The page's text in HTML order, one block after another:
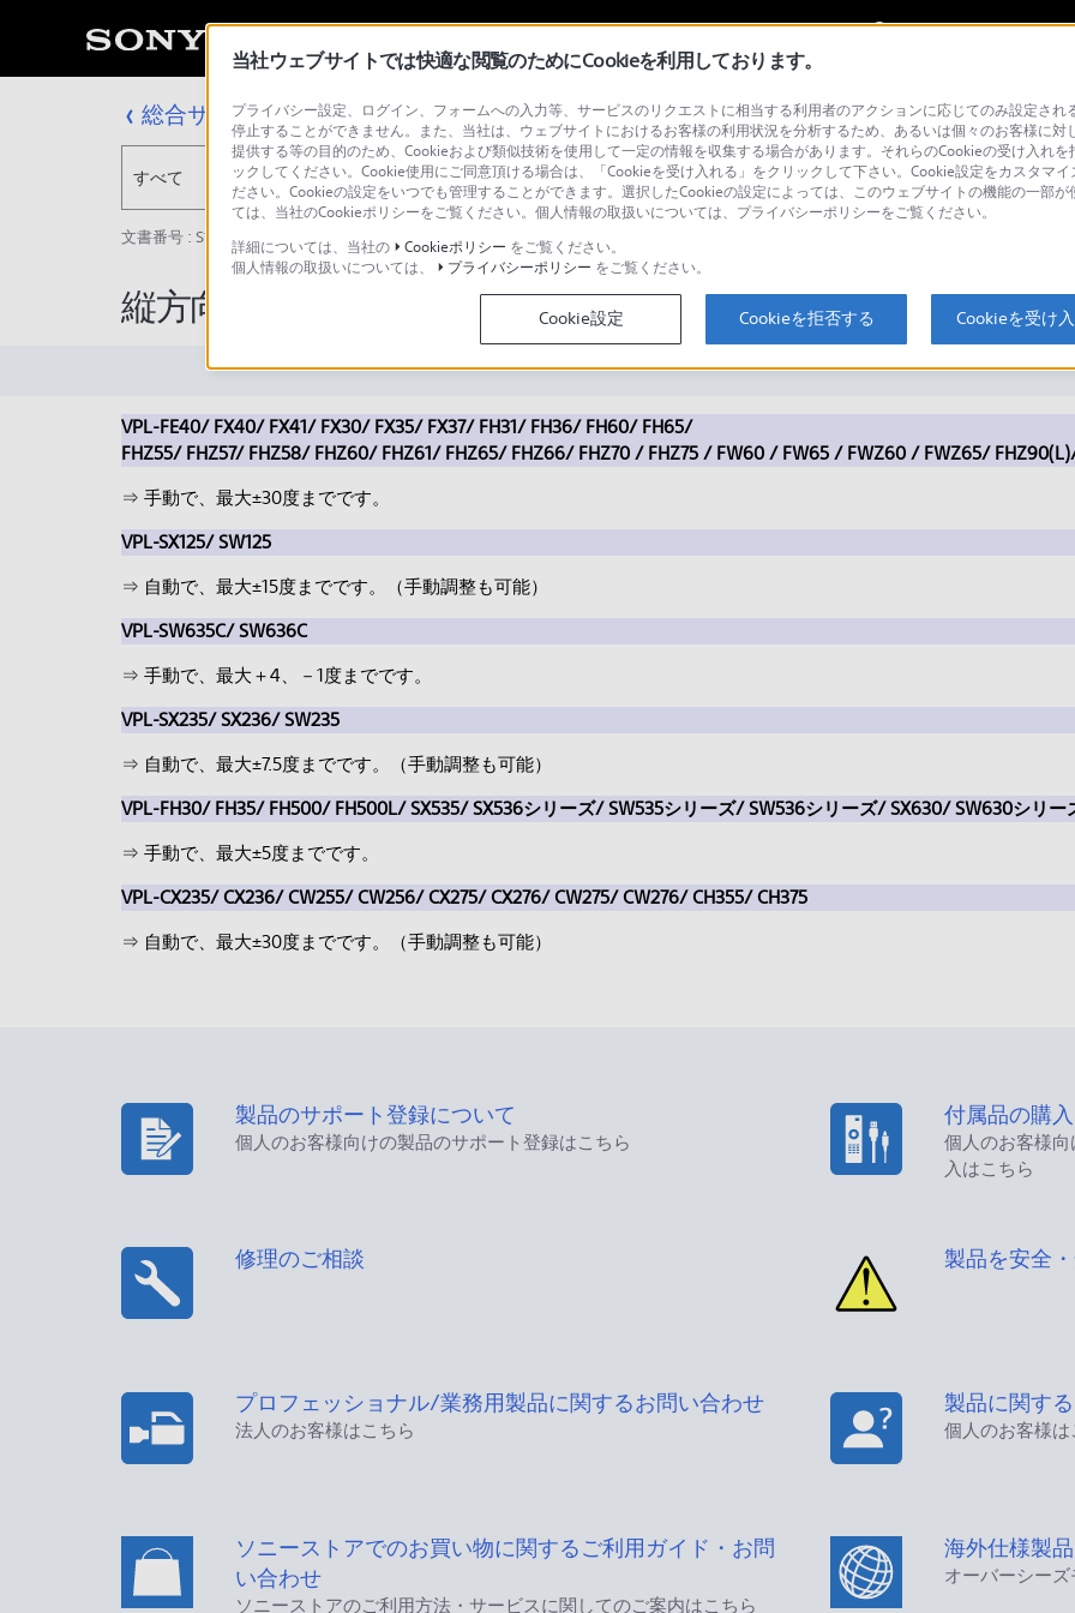
総合サポート・お問い合わせ
すべて
文書番号 : S1110278022019 / 最終更新日 : 2025/03/11
縦方向の台形補正の角度は、どのくらいですか？（プロジ
VPL-FE40/ FX40/ FX41/ FX30/ FX35/ FX37/ FH31/ FH36/ FH60/ FH65/
FHZ55/ FHZ57/ FHZ58/ FHZ60/ FHZ61/ FHZ65/ FHZ66/ FHZ70 / FHZ75 / FW60 / FW65 / FWZ60 / FWZ65/
⇒ 手動で、最大±30度までです。
VPL-SX125/ SW125
⇒ 自動で、最大±15度までです。（手動調整も可能）
VPL-SW635C/ SW636C
⇒ 手動で、最大＋4、－1度までです。
VPL-SX235/ SX236/ SW235
⇒ 自動で、最大±7.5度までです。（手動調整も可能）
VPL-FH30/ FH35/ FH500/ FH500L/ SX535/ SX536シリーズ/ SW535シリーズ/ SW536シリーズ/ SX630/ SW630シリー
⇒ 手動で、最大±5度までです。
VPL-CX235/ CX236/ CW255/ CW256/ CX275/ CX276/ CW275/ CW276/ CH355/ CH375
⇒ 自動で、最大±30度までです。（手動調整も可能）
製品のサポート登録について
個人のお客様向けの製品のサポート登録はこちら
付属品の購入
個人のお客様
入はこちら
修理のご相談 製品を安全
プロフェッショナル/業務用製品に関するお問い合わせ
法人のお客様はこちら
製品に関す
個人のお客様
ソニーストアでのお買い物に関するご利用ガイド・お問
い合わせ
ソニーストアのご利用方法・サービスに関してのご案内はこちら
海外仕様製品
オーバーシー
当社ウェブサイトでは快適な閲覧のためにCookieを利用しております。
プライバシー設定、ログイン、フォームへの入力等、サービスのリクエストに相当する利用者のアクションに応じてのみ設定さ
停止することができません。また、当社は、ウェブサイトにおけるお客様の利用状況を分析するため、あるいは個々のお客様に
提供する等の目的のため、Cookieおよび類似技術を使用して一定の情報を収集する場合があります。それらのCookieの受け入れ
ックしてください。Cookie使用にご同意頂ける場合は、「Cookieを受け入れる」をクリックして下さい。Cookie設定をカスタマ
ださい。Cookieの設定をいつでも管理することができます。選択したCookieの設定によっては、このウェブサイトの機能の一部
ては、当社のCookieポリシーをご覧ください。個人情報の取扱いについては、プライバシーポリシーをご覧ください。
詳細については、当社の
Cookieポリシー をご覧ください。
個人情報の取扱いについては、
プライバシーポリシー をご覧ください。
Cookie設定 Cookieを拒否する Cookieを受け